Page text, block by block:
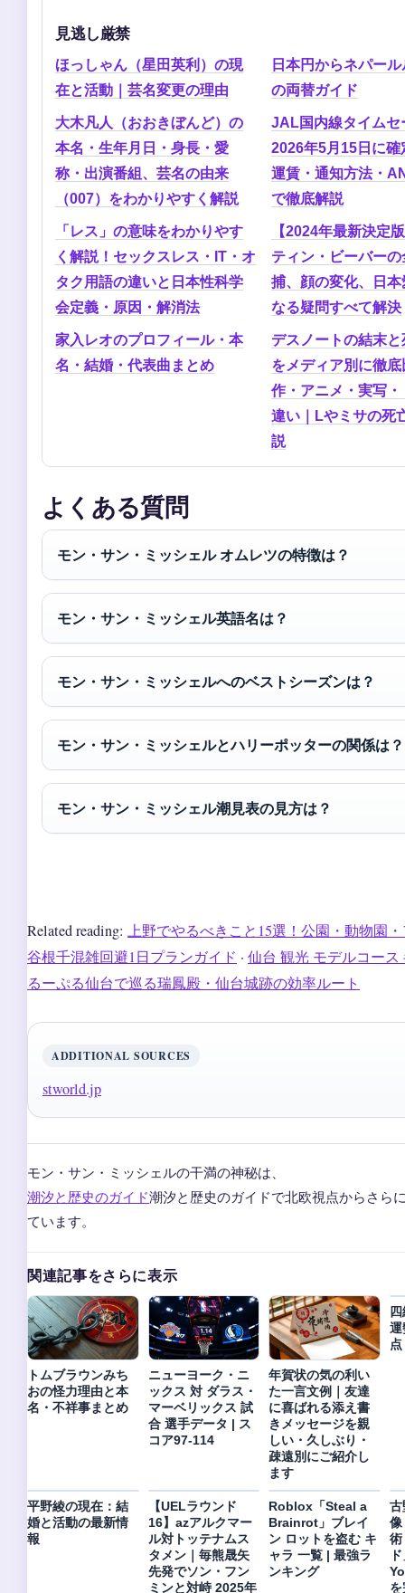
見逃し厳禁
ほっしゃん（星田英利）の現
在と活動｜芸名変更の理由
日本円からネパー
の両替ガイド
大木凡人（おおきぼんど）の
本名・生年月日・身長・愛
称・出演番組、芸名の由来
（007）をわかりやすく解説
JAL国内線タイムセ
2026年5月15日に確
運賃・通知方法・
で徹底解説
「レス」の意味をわかりやす
く解説！セックスレス・IT・オ
タク用語の違いと日本性科学
会定義・原因・解消法
【2024年最新決定
ティン・ビーバー
捕、顔の変化、日本
なる疑問すべて解決
家入レオのプロフィール・本
名・結婚・代表曲まとめ
デスノートの結末
をメディア別に徹
作・アニメ・実写・
違い｜Lやミサの死
説
よくある質問
モン・サン・ミッシェル オムレツの特徴は？
モン・サン・ミッシェル英語名は？
モン・サン・ミッシェルへのベストシーズンは？
モン・サン・ミッシェルとハリーポッターの関係は？
モン・サン・ミッシェル潮見表の見方は？
Related reading: 上野でやるべきこと15選！公園・動物園
谷根千混雑回避1日プランガイド · 仙台 観光 モデルコース
るーぷる仙台で巡る瑞鳳殿・仙台城跡の効率ルート
ADDITIONAL SOURCES
stworld.jp
モン・サン・ミッシェルの干満の神秘は、
潮汐と歴史のガイド潮汐と歴史のガイドで北欧視点からさら
ています。
関連記事をさらに表示
トムブラウンみち
おの怪力理由と本
名・不祥事まとめ
ニューヨーク・ニ
ックス 対 ダラス・
マーベリックス 試
合 選手データ | ス
コア97-114
年賀状の気の利い
た一言文例｜友達
に喜ばれる添え書
きメッセージを親
しい・久しぶり・
疎遠別にご紹介し
ます
運
平野綾の現在：結
婚と活動の最新情
報
【UELラウンド
16】azアルクマー
ル対トッテナムス
タメン｜毎熊晟矢
先発でソン・フン
ミンと対峙 2025年
Roblox「Steal a
Brainrot」ブレイ
ン ロットを盗む キ
ャラ 一覧 | 最強ラ
ンキング
古
像
術